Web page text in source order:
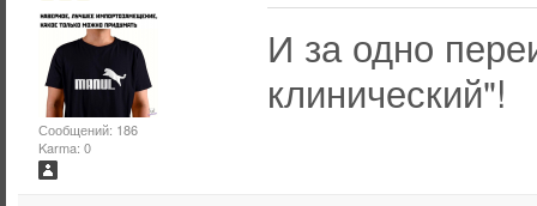
Сообщений: 186
Karma: 0
И за одно
клинический"!